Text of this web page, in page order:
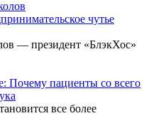
чутье
— президент «БлэкХос»
Почему пациенты со всего
все более